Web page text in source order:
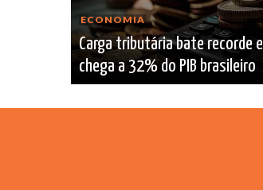
ECONOMIA
Carga tributária bate recorde e
chega a 32% do PIB brasileiro